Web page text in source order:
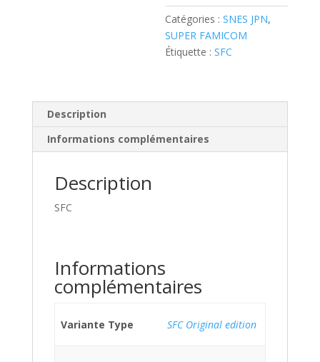
Catégories :SNES JPN,
SUPER FAMICOM
Étiquette :SFC
Description
Informations complémentaires
Description
SFC
Informations
complémentaires
Variante Type SFC Original edition